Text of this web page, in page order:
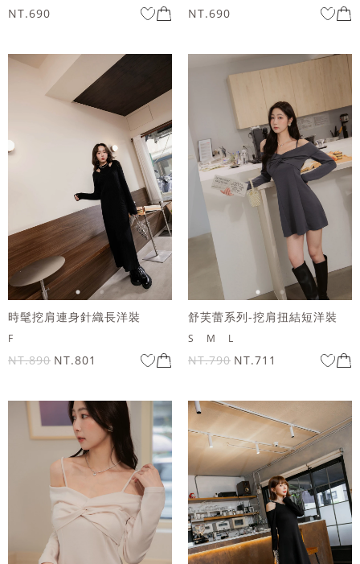
NT.690 NT.690
時髦挖肩連身針織長洋裝
F
NT.890 NT.801
舒芙蕾系列-挖肩扭結短洋裝
S M L
NT.790 NT.711